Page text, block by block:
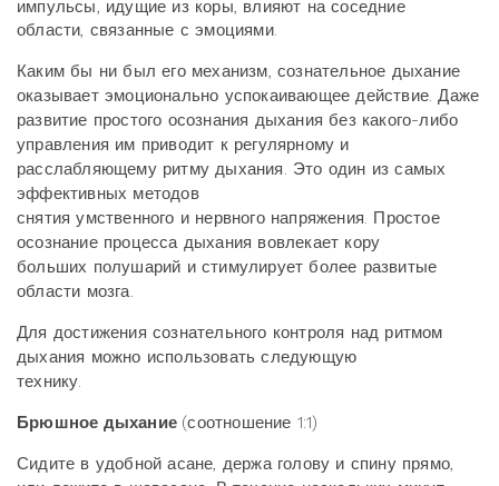
импульсы, идущие из коры, влияют на соседние
области, связанные с эмоциями.
Каким бы ни был его механизм, сознательное дыхание
оказывает эмоционально успокаивающеедействие. Даже
развитие простого осознания дыхания без какого-либо
управления им приводит к регулярному и
расслабляющему ритму дыхания. Это один из самых
эффективных методов
снятия умственного и нервного напряжения. Простое
осознание процесса дыхания вовлекает кору
больших полушарий и стимулирует более развитые
области мозга.
Для достижения сознательного контроля над ритмом
дыхания можно использовать следующую
технику.
Брюшное дыхание (соотношение 1:1)
Сидите в удобной асане, держа голову и спину прямо,